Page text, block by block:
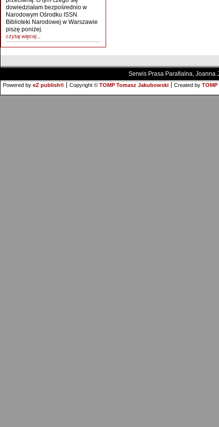
dowiedziałam bezpośrednio w
Narodowym Ośrodku ISSN
Biblioteki Narodowej w Warszawie
piszę poniżej.
czytaj więcej...
Serwis Prasa Parafialna, Joanna
Powered by eZ publish® Copyright © TOMP Tomasz Jakubowski Created by TOMP